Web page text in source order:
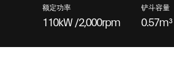
额定功率
110kW /2,000rpm
铲斗容量
0.57m³